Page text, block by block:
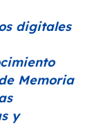
digitales
Memoria
y